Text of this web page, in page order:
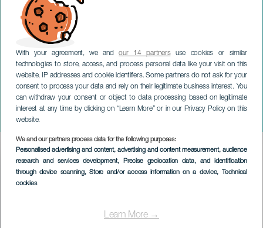
With your agreement, we andour 14 partnersuse cookies or similar
technologies to store, access, and process personal data like your visit on this
website, IP addresses and cookie identifiers. Some partners do not ask for your
consent to process your data and rely on their legitimate business interest. You
can withdraw your consent or object to data processing based on legitimate
interest at any time by clicking on “Learn More” or in our Privacy Policy on this
website.
We and our partners process data for the following purposes:
Personalised advertising and content, advertising and content measurement, audience
research and services development, Precise geolocation data, and identification
through device scanning, Store and/or access information on a device, Technical
cookies
Learn More →
Öl och räkor Fest
TENERIFE
Imagen
Listado